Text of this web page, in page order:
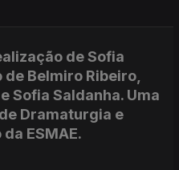
de Sofia
Belmiro Ribeiro,
Sofia Saldanha. Uma
Dramaturgia e
ESMAE.